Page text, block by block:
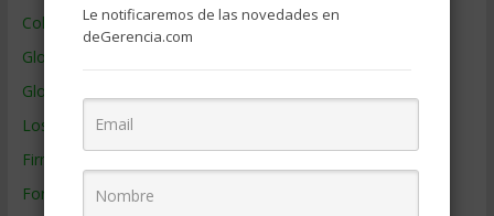
Colaboradores de Gerencia
Glosario
Glosario Inglés – Español
Los mejores MBA
Firmas de Gerencia
Formación de Gerencia
Le notificaremos de las novedades en
deGerencia.com